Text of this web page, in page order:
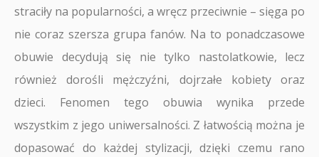
straciły na popularności, a wręcz przeciwnie – sięga po
nie coraz szersza grupa fanów. Na to ponadczasowe
obuwie decydują się nie tylko nastolatkowie, lecz
również dorośli mężczyźni, dojrzałe kobiety oraz
dzieci. Fenomen tego obuwia wynika przede
wszystkim z jego uniwersalności. Z łatwością można je
dopasować do każdej stylizacji, dzięki czemu rano